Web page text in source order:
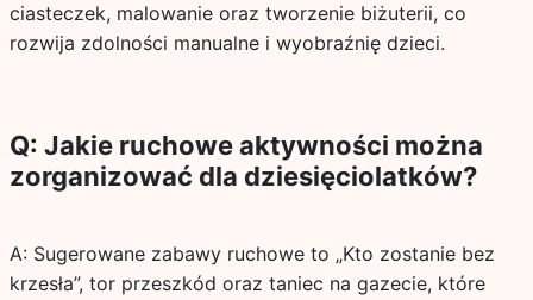
ciasteczek, malowanie oraz tworzenie biżuterii, co
rozwija zdolności manualne i wyobraźnię dzieci.
Q: Jakie ruchowe aktywności można
zorganizować dla dziesięciolatków?
A: Sugerowane zabawy ruchowe to „Kto zostanie bez
krzesła”, tor przeszkód oraz taniec na gazecie, które